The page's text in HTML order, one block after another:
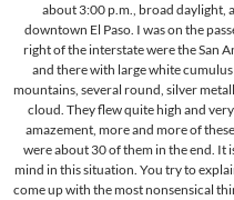
about 3:00 p.m., broad daylight,
downtown El Paso. I was on the
right of the interstate were the San
and there with large white
mountains, several round, silver
cloud. They flew quite high and
amazement, more and more of
were about 30 of them in the end. It
mind in this situation. You try to
come up with the most nonsensical